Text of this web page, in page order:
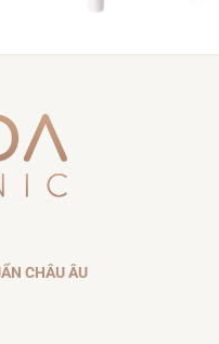
HYDRAMEMORY
DEPUFF EYE CREAM
CHÂU ÂU